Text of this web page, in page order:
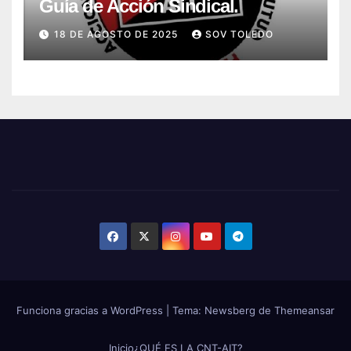
Guía de Acción Sindical.
18 DE AGOSTO DE 2025 SOV TOLEDO
Funciona gracias a WordPress Tema: Newsberg de Themeansar
Inicio¿QUÉ ES LA CNT-AIT?